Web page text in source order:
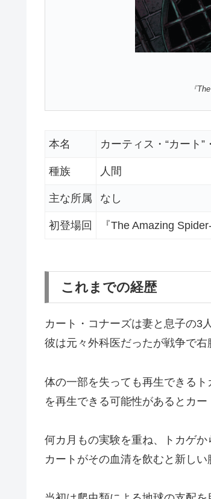
『
本名 カーティス・“カート”
種族 人間
主な所属 なし
初登場回 『The Amazing
これまでの経歴
カート・コナーズは妻と息子の3
彼は元々外科医だったが戦争で
体の一部を失っても再生できる
を再生できる可能性があるとカー
何カ月もの実験を重ね、トカゲ
カートがその血清を飲むと新し